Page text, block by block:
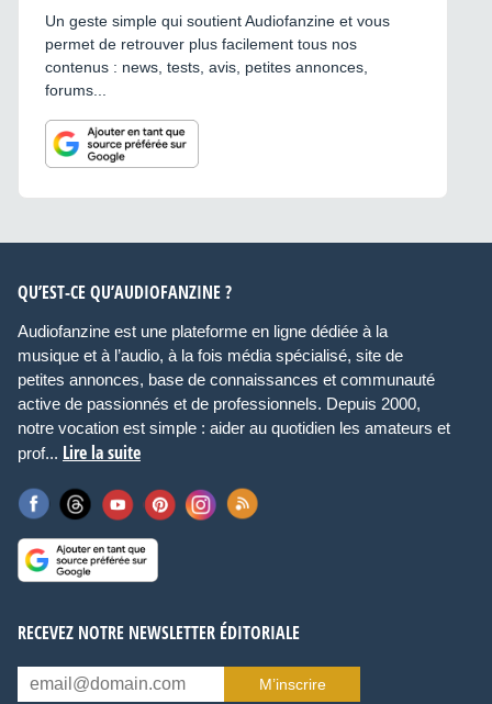
Un geste simple qui soutient Audiofanzine et vous
permet de retrouver plus facilement tous nos
contenus : news, tests, avis, petites annonces,
forums...
QU’EST-CE QU’AUDIOFANZINE ?
Audiofanzine est une plateforme en ligne dédiée à la
musique et à l’audio, à la fois média spécialisé, site de
petites annonces, base de connaissances et communauté
active de passionnés et de professionnels. Depuis 2000,
notre vocation est simple : aider au quotidien les amateurs et
prof... Lire la suite
RECEVEZ NOTRE NEWSLETTER ÉDITORIALE
M’inscrire